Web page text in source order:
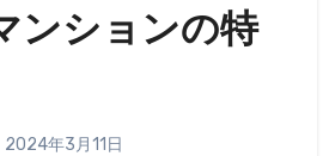
ンションの特
2024年3月11日